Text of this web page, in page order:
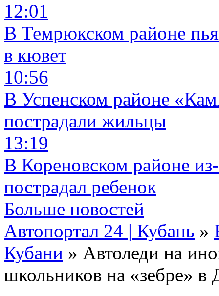
12:01
В Темрюкском районе
в кювет
10:56
В Успенском районе
пострадали жильцы
13:19
В Кореновском районе
пострадал ребенок
Больше новостей
Автопортал 24 | Кубань »
Кубани » Автоледи на
школьников на «зебре»